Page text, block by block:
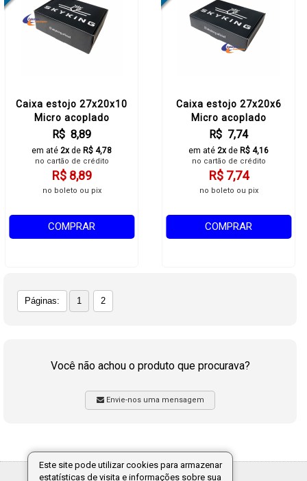
Caixa estojo 27x20x10
Micro acoplado
R$ 8,89
em até 2xde R$ 4,78
no cartão de crédito
R$ 8,89
no boleto ou pix
COMPRAR
Caixa estojo 27x20x6
Micro acoplado
R$ 7,74
em até 2xde R$ 4,16
no cartão de crédito
R$ 7,74
no boleto ou pix
COMPRAR
Páginas: 1 2
Você não achou o produto que procurava?
Envie-nos uma mensagem
Tecnologia:
Este site pode utilizar cookies para armazenar
estatísticas de visita e informações sobre sua